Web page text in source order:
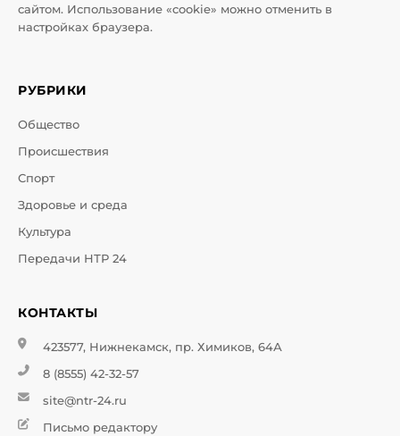
сайтом. Использование «cookie» можно отменить в
настройках браузера.
РУБРИКИ
Общество
Происшествия
Спорт
Здоровье и среда
Культура
Передачи НТР 24
КОНТАКТЫ
423577, Нижнекамск, пр. Химиков, 64А
8 (8555) 42-32-57
site@ntr-24.ru
Письмо редактору